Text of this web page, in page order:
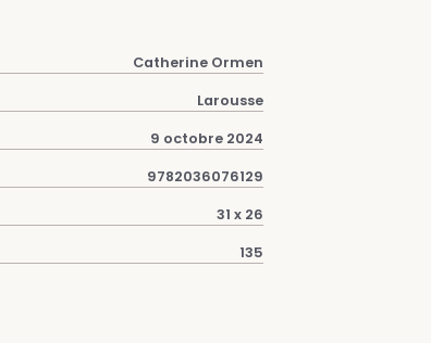
Catherine Ormen
Larousse
9 octobre 2024
9782036076129
31 x 26
135